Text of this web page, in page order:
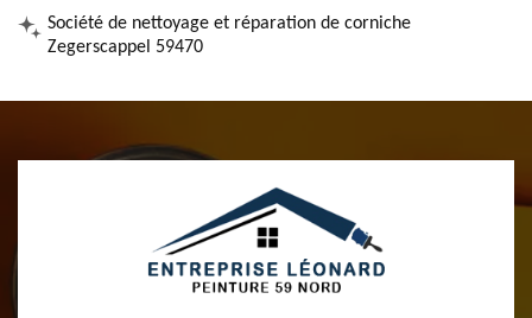
Société de nettoyage et réparation de corniche
Zegerscappel 59470